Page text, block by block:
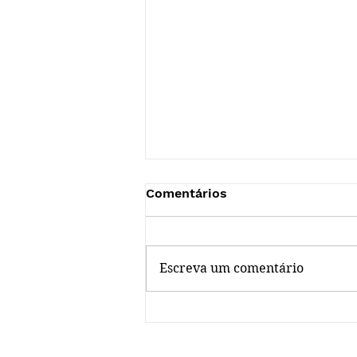
Comentários
Escreva um comentário